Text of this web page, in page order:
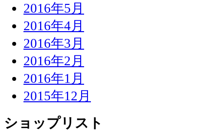
2016年5月
2016年4月
2016年3月
2016年2月
2016年1月
2015年12月
ショップリスト